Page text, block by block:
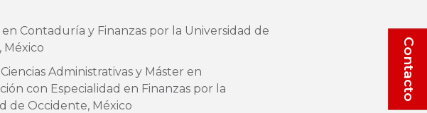
en Contaduría y Finanzas por la Universidad de
México
Administrativas y Máster en
con Especialidad en Finanzas por la
de Occidente, México
Contacto